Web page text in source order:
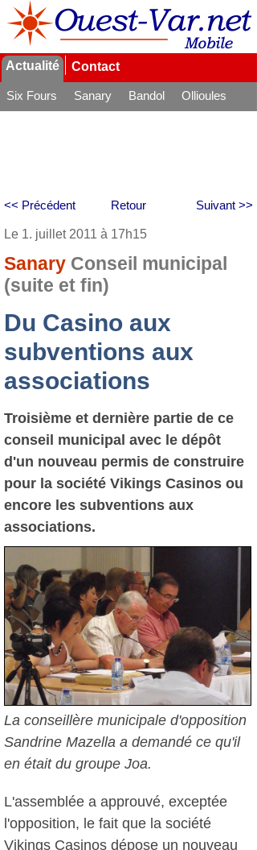
Actualité Contact
Six Fours Sanary Bandol
Ollioules
Retour
<< Précédent Suivant >>
Le 1. juillet 2011 à 17h15
Sanary Conseil municipal
(suite et fin)
Du Casino aux
subventions aux
associations
Troisième et dernière partie de ce
conseil municipal avec le dépôt
d'un nouveau permis de construire
pour la société Vikings Casinos ou
encore les subventions aux
associations.
La conseillère municipale d'opposition
Sandrine Mazella a demandé ce qu'il
en était du groupe Joa.
L'assemblée a approuvé, exceptée
l'opposition, le fait que la société
Vikings Casinos dépose un nouveau